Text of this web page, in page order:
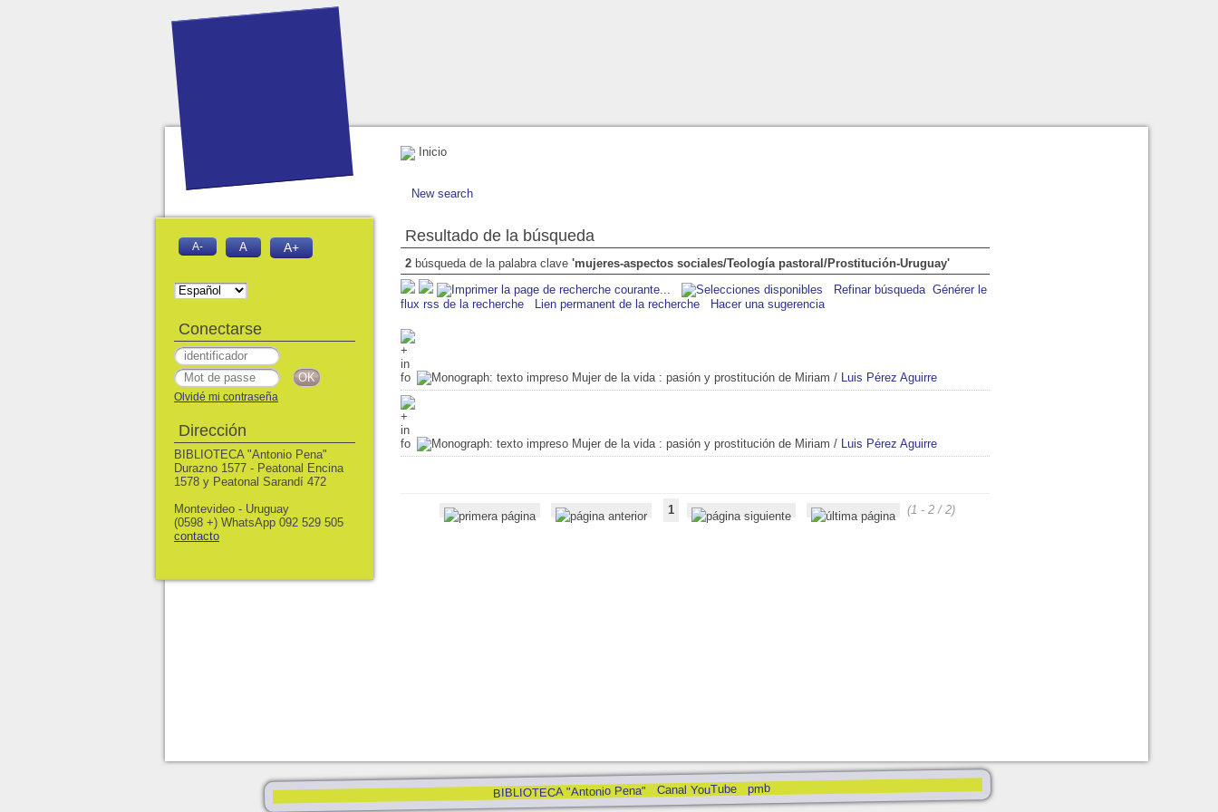
Inicio
New search
Resultado de la búsqueda
2 búsqueda de la palabra clave 'mujeres-aspectos sociales/Teología pastoral/Prostitución-Uruguay'
Refinar búsqueda Générer le
flux rss de la recherche
Lien permanent de la recherche Hacer una sugerencia
Mujer de la vida : pasión y prostitución de Miriam / Luis Pérez Aguirre
Mujer de la vida : pasión y prostitución de Miriam / Luis Pérez Aguirre
1 (1 - 2 / 2)
BIBLIOTECA "Antonio Pena" Canal YouTube pmb
A- A A+
Conectarse
Olvidé mi contraseña
Dirección
BIBLIOTECA "Antonio Pena"
Durazno 1577 - Peatonal Encina
1578 y Peatonal Sarandí 472
Montevideo - Uruguay
(0598 +) WhatsApp 092 529 505
contacto